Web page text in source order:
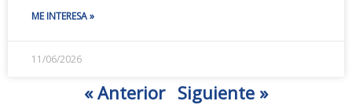
ME INTERESA »
11/06/2026
« Anterior Siguiente »